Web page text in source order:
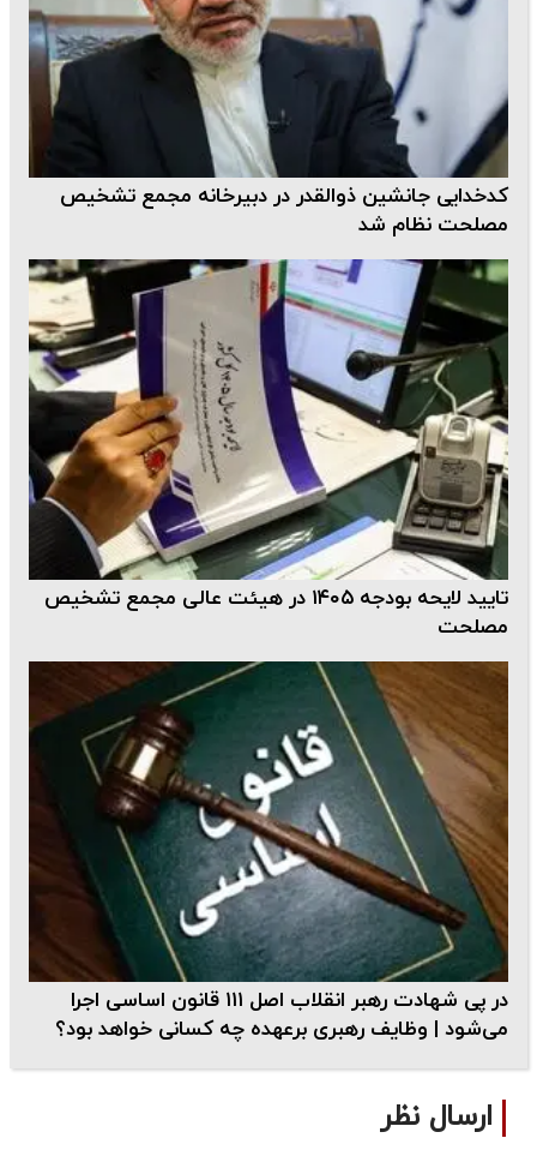
کدخدایی جانشین ذوالقدر در دبیرخانه مجمع تشخیص
مصلحت نظام شد
تایید لایحه بودجه ۱۴۰۵ در هیئت عالی مجمع تشخیص
مصلحت
در پی شهادت رهبر انقلاب اصل‌ ۱۱۱ قانون اساسی اجرا
می‌شود | وظایف رهبری برعهده چه کسانی خواهد بود؟
ارسال نظر